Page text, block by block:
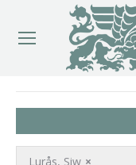
×
Lurås, Siw